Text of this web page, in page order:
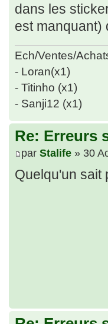
dans les
est manquant)
Ech/Ventes/
- Loran(x1)
- Titinho (x1)
- Sanji12 (x1)
Re: Erreurs
par Stalife » 30
Quelqu'un sait